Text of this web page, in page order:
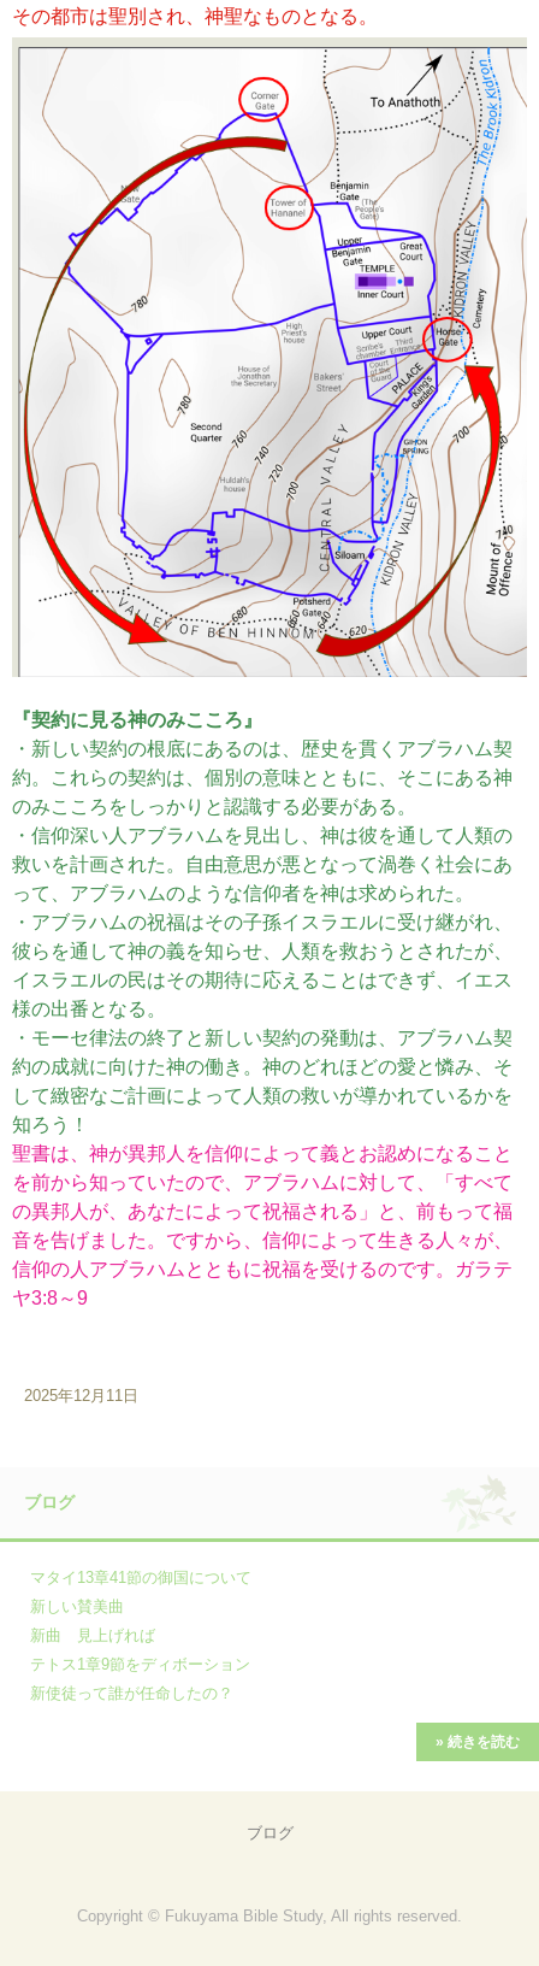
その都市は聖別され、神聖なものとなる。
『契約に見る神のみこころ』
・新しい契約の根底にあるのは、歴史を貫くアブラハム契
約。これらの契約は、個別の意味とともに、そこにある神
のみこころをしっかりと認識する必要がある。
・信仰深い人アブラハムを見出し、神は彼を通して人類の
救いを計画された。自由意思が悪となって渦巻く社会にあ
って、アブラハムのような信仰者を神は求められた。
・アブラハムの祝福はその子孫イスラエルに受け継がれ、
彼らを通して神の義を知らせ、人類を救おうとされたが、
イスラエルの民はその期待に応えることはできず、イエス
様の出番となる。
・モーセ律法の終了と新しい契約の発動は、アブラハム契
約の成就に向けた神の働き。神のどれほどの愛と憐み、そ
して緻密なご計画によって人類の救いが導かれているかを
知ろう！
聖書は、神が異邦人を信仰によって義とお認めになること
を前から知っていたので、アブラハムに対して、「すべて
の異邦人が、あなたによって祝福される」と、前もって福
音を告げました。ですから、信仰によって生きる人々が、
信仰の人アブラハムとともに祝福を受けるのです。ガラテ
ヤ3:8～9
2025年12月11日
ブログ
マタイ13章41節の御国について
新しい賛美曲
新曲 見上げれば
テトス1章9節をディボーション
新使徒って誰が任命したの？
» 続きを読む
ブログ
Copyright © Fukuyama Bible Study, All rights reserved.